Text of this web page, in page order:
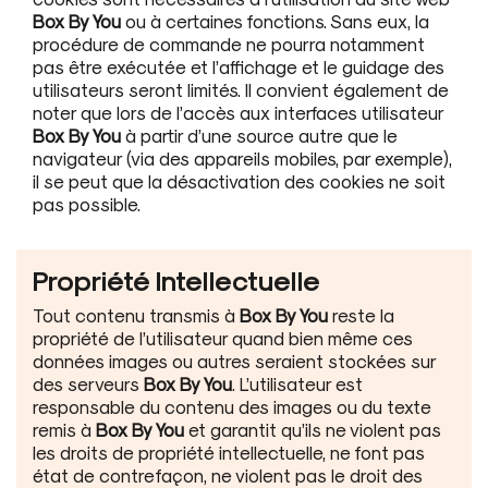
Box By You ou à certaines fonctions. Sans eux, la
procédure de commande ne pourra notamment
pas être exécutée et l’affichage et le guidage des
utilisateurs seront limités. Il convient également de
noter que lors de l’accès aux interfaces utilisateur
Box By You à partir d’une source autre que le
navigateur (via des appareils mobiles, par exemple),
il se peut que la désactivation des cookies ne soit
pas possible.
Propriété Intellectuelle
Tout contenu transmis à Box By You reste la
propriété de l’utilisateur quand bien même ces
données images ou autres seraient stockées sur
des serveurs Box By You . L’utilisateur est
responsable du contenu des images ou du texte
remis à Box By You et garantit qu’ils ne violent pas
les droits de propriété intellectuelle, ne font pas
état de contrefaçon, ne violent pas le droit des